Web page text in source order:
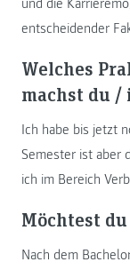
und die
entscheidender
Welches
machst du /
Ich habe bis jetzt
Semester ist aber
ich im Bereich
Möchtest
Nach dem